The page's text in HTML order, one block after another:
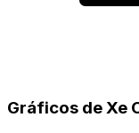
Gráficos de Xe